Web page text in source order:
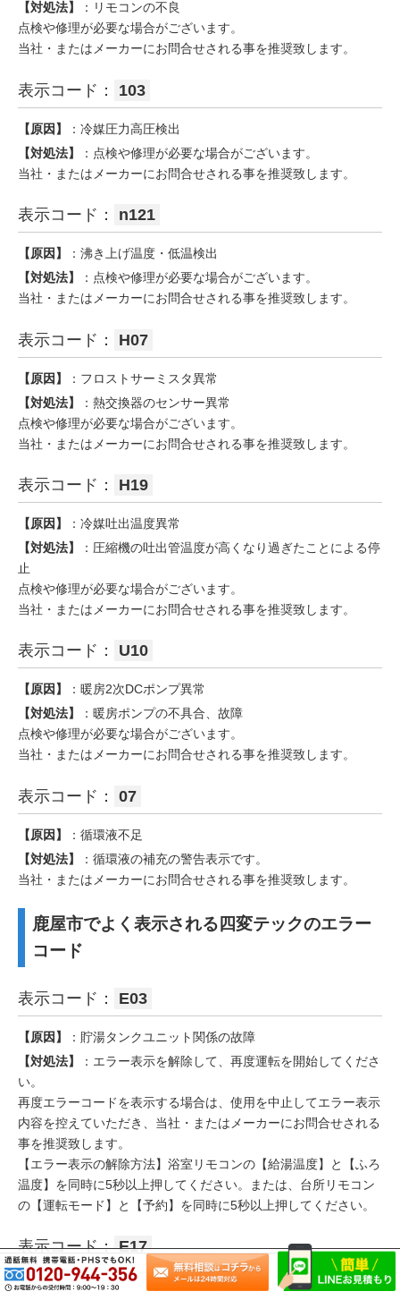
【対処法】
：リモコンの不良
点検や修理が必要な場合がございます。
当社・またはメーカーにお問合せされる事を推奨致します。
表示コード： 103
【原因】
：冷媒圧力高圧検出
【対処法】
：点検や修理が必要な場合がございます。
当社・またはメーカーにお問合せされる事を推奨致します。
表示コード： n121
【原因】
：沸き上げ温度・低温検出
【対処法】
：点検や修理が必要な場合がございます。
当社・またはメーカーにお問合せされる事を推奨致します。
表示コード： H07
【原因】
：フロストサーミスタ異常
【対処法】
：熱交換器のセンサー異常
点検や修理が必要な場合がございます。
当社・またはメーカーにお問合せされる事を推奨致します。
表示コード： H19
【原因】
：冷媒吐出温度異常
【対処法】
：圧縮機の吐出管温度が高くなり過ぎたことによる停
止
点検や修理が必要な場合がございます。
当社・またはメーカーにお問合せされる事を推奨致します。
表示コード： U10
【原因】
：暖房2次DCポンプ異常
【対処法】
：暖房ポンプの不具合、故障
点検や修理が必要な場合がございます。
当社・またはメーカーにお問合せされる事を推奨致します。
表示コード： 07
【原因】
：循環液不足
【対処法】
：循環液の補充の警告表示です。
当社・またはメーカーにお問合せされる事を推奨致します。
鹿屋市でよく表示される四変テックのエラー
コード
表示コード： E03
【原因】
：貯湯タンクユニット関係の故障
【対処法】
：エラー表示を解除して、再度運転を開始してくださ
い。
再度エラーコードを表示する場合は、使用を中止してエラー表示
内容を控えていただき、当社・またはメーカーにお問合せされる
事を推奨致します。
【エラー表示の解除方法】浴室リモコンの【給湯温度】と【ふろ
温度】を同時に5秒以上押してください。または、台所リモコン
の【運転モード】と【予約】を同時に5秒以上押してください。
表示コード： E17
【原因】：貯湯タンクユニット関係の故障